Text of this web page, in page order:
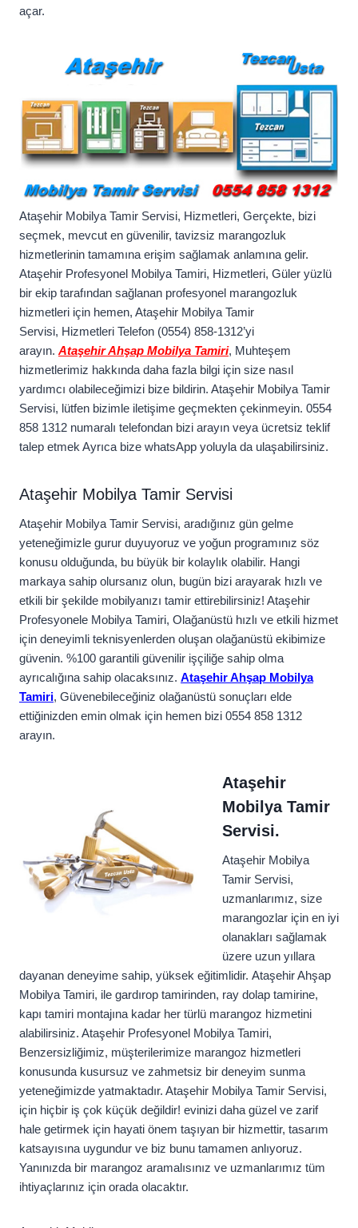
açar.
Ataşehir Mobilya Tamir Servisi, Hizmetleri, Gerçekte, bizi
seçmek, mevcut en güvenilir, tavizsiz marangozluk
hizmetlerinin tamamına erişim sağlamak anlamına gelir.
Ataşehir Profesyonel Mobilya Tamiri, Hizmetleri, Güler yüzlü
bir ekip tarafından sağlanan profesyonel marangozluk
hizmetleri için hemen, Ataşehir Mobilya Tamir
Servisi, Hizmetleri Telefon (0554) 858-1312’yi
arayın. Ataşehir Ahşap Mobilya Tamiri, Muhteşem
hizmetlerimiz hakkında daha fazla bilgi için size nasıl
yardımcı olabileceğimizi bize bildirin. Ataşehir Mobilya Tamir
Servisi, lütfen bizimle iletişime geçmekten çekinmeyin. 0554
858 1312 numaralı telefondan bizi arayın veya ücretsiz teklif
talep etmek Ayrıca bize whatsApp yoluyla da ulaşabilirsiniz.
Ataşehir Mobilya Tamir Servisi
Ataşehir Mobilya Tamir Servisi, aradığınız gün gelme
yeteneğimizle gurur duyuyoruz ve yoğun programınız söz
konusu olduğunda, bu büyük bir kolaylık olabilir. Hangi
markaya sahip olursanız olun, bugün bizi arayarak hızlı ve
etkili bir şekilde mobilyanızı tamir ettirebilirsiniz! Ataşehir
Profesyonele Mobilya Tamiri, Olağanüstü hızlı ve etkili hizmet
için deneyimli teknisyenlerden oluşan olağanüstü ekibimize
güvenin. %100 garantili güvenilir işçiliğe sahip olma
ayrıcalığına sahip olacaksınız. Ataşehir Ahşap Mobilya
Tamiri, Güvenebileceğiniz olağanüstü sonuçları elde
ettiğinizden emin olmak için hemen bizi 0554 858 1312
arayın.
Ataşehir
Mobilya Tamir
Servisi.
Ataşehir Mobilya
Tamir Servisi,
uzmanlarımız, size
marangozlar için en iyi
olanakları sağlamak
üzere uzun yıllara
dayanan deneyime sahip, yüksek eğitimlidir. Ataşehir Ahşap
Mobilya Tamiri, ile gardırop tamirinden, ray dolap tamirine,
kapı tamiri montajına kadar her türlü marangoz hizmetini
alabilirsiniz. Ataşehir Profesyonel Mobilya Tamiri,
Benzersizliğimiz, müşterilerimize marangoz hizmetleri
konusunda kusursuz ve zahmetsiz bir deneyim sunma
yeteneğimizde yatmaktadır. Ataşehir Mobilya Tamir Servisi,
için hiçbir iş çok küçük değildir! evinizi daha güzel ve zarif
hale getirmek için hayati önem taşıyan bir hizmettir, tasarım
katsayısına uygundur ve biz bunu tamamen anlıyoruz.
Yanınızda bir marangoz aramalısınız ve uzmanlarımız tüm
ihtiyaçlarınız için orada olacaktır.